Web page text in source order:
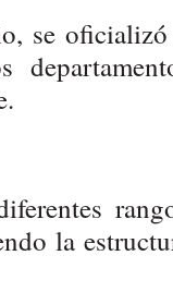
se oficializó
la